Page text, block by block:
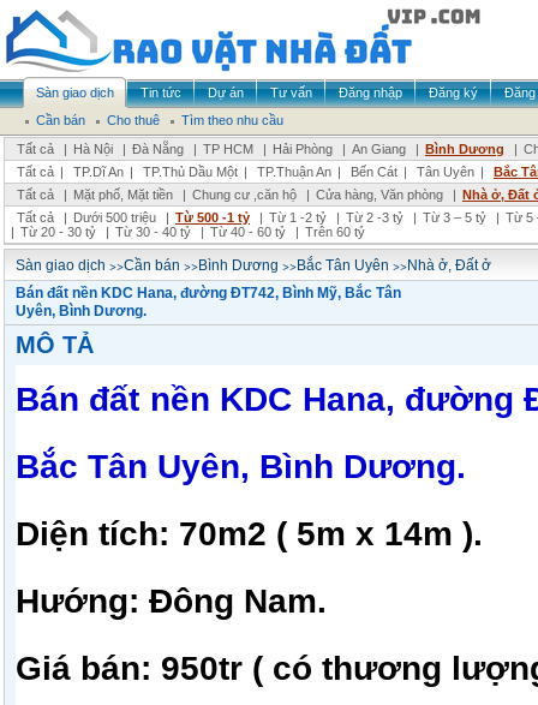
Sàn giao dịch Tin tức Dự án Tư vấn Đăng nhập Đăng ký
Đăng
Cần bán
Cho thuê
Tìm theo nhu cầu
Tất cả
| Hà Nội | Đà Nẵng | TP HCM | Hải Phòng | An Giang | Bình Dương |
Tất cả | TP.Dĩ An | TP.Thủ Dầu Một | TP.Thuận An | Bến Cát | Tân Uyên |
Bắc
Tất cả
| Mặt phố, Mặt tiền | Chung cư ,căn hộ | Cửa hàng, Văn phòng | Nhà ở, Đất
Tất cả
| Dưới 500 triệu | Từ 500 -1 tỷ | Từ 1 -2 tỷ | Từ 2 -3 tỷ | Từ 3 – 5 tỷ | Từ 5
| Từ 20 - 30 tỷ | Từ 30 - 40 tỷ | Từ 40 - 60 tỷ | Trên 60 tỷ
Sàn giao dịch >>Cần bán >>Bình Dương >>Bắc Tân Uyên >>Nhà ở, Đất ở
Bán đất nền KDC Hana, đường ĐT742, Bình Mỹ, Bắc Tân
Uyên, Bình Dương.
MÔ TẢ
Bán đất nền KDC Hana, đường
Bắc Tân Uyên, Bình Dương.
Diện tích: 70m2 ( 5m x 14m ).
Hướng: Đông Nam.
Giá bán: 950tr ( có thương